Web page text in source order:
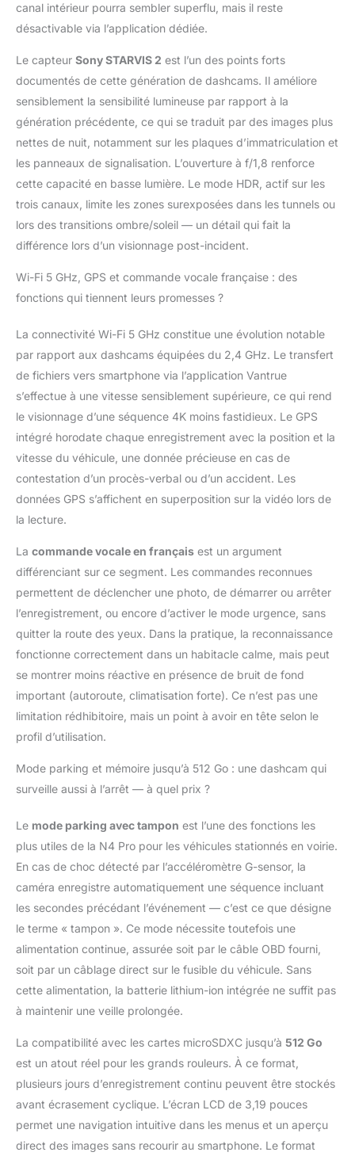
canal intérieur pourra sembler superflu, mais il reste
désactivable via l’application dédiée.
Le capteur Sony STARVIS 2 est l’un des points forts
documentés de cette génération de dashcams. Il améliore
sensiblement la sensibilité lumineuse par rapport à la
génération précédente, ce qui se traduit par des images plus
nettes de nuit, notamment sur les plaques d’immatriculation et
les panneaux de signalisation. L’ouverture à f/1,8 renforce
cette capacité en basse lumière. Le mode HDR, actif sur les
trois canaux, limite les zones surexposées dans les tunnels ou
lors des transitions ombre/soleil — un détail qui fait la
différence lors d’un visionnage post-incident.
Wi-Fi 5 GHz, GPS et commande vocale française : des
fonctions qui tiennent leurs promesses ?
La connectivité Wi-Fi 5 GHz constitue une évolution notable
par rapport aux dashcams équipées du 2,4 GHz. Le transfert
de fichiers vers smartphone via l’application Vantrue
s’effectue à une vitesse sensiblement supérieure, ce qui rend
le visionnage d’une séquence 4K moins fastidieux. Le GPS
intégré horodate chaque enregistrement avec la position et la
vitesse du véhicule, une donnée précieuse en cas de
contestation d’un procès-verbal ou d’un accident. Les
données GPS s’affichent en superposition sur la vidéo lors de
la lecture.
La commande vocale en français est un argument
différenciant sur ce segment. Les commandes reconnues
permettent de déclencher une photo, de démarrer ou arrêter
l’enregistrement, ou encore d’activer le mode urgence, sans
quitter la route des yeux. Dans la pratique, la reconnaissance
fonctionne correctement dans un habitacle calme, mais peut
se montrer moins réactive en présence de bruit de fond
important (autoroute, climatisation forte). Ce n’est pas une
limitation rédhibitoire, mais un point à avoir en tête selon le
profil d’utilisation.
Mode parking et mémoire jusqu’à 512 Go : une dashcam qui
surveille aussi à l’arrêt — à quel prix ?
Le mode parking avec tampon est l’une des fonctions les
plus utiles de la N4 Pro pour les véhicules stationnés en voirie.
En cas de choc détecté par l’accéléromètre G-sensor, la
caméra enregistre automatiquement une séquence incluant
les secondes précédant l’événement — c’est ce que désigne
le terme « tampon ». Ce mode nécessite toutefois une
alimentation continue, assurée soit par le câble OBD fourni,
soit par un câblage direct sur le fusible du véhicule. Sans
cette alimentation, la batterie lithium-ion intégrée ne suffit pas
à maintenir une veille prolongée.
La compatibilité avec les cartes microSDXC jusqu’à 512 Go
est un atout réel pour les grands rouleurs. À ce format,
plusieurs jours d’enregistrement continu peuvent être stockés
avant écrasement cyclique. L’écran LCD de 3,19 pouces
permet une navigation intuitive dans les menus et un aperçu
direct des images sans recourir au smartphone. Le format